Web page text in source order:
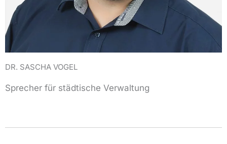
DR. SASCHA VOGEL
Sprecher für städtische Verwaltung